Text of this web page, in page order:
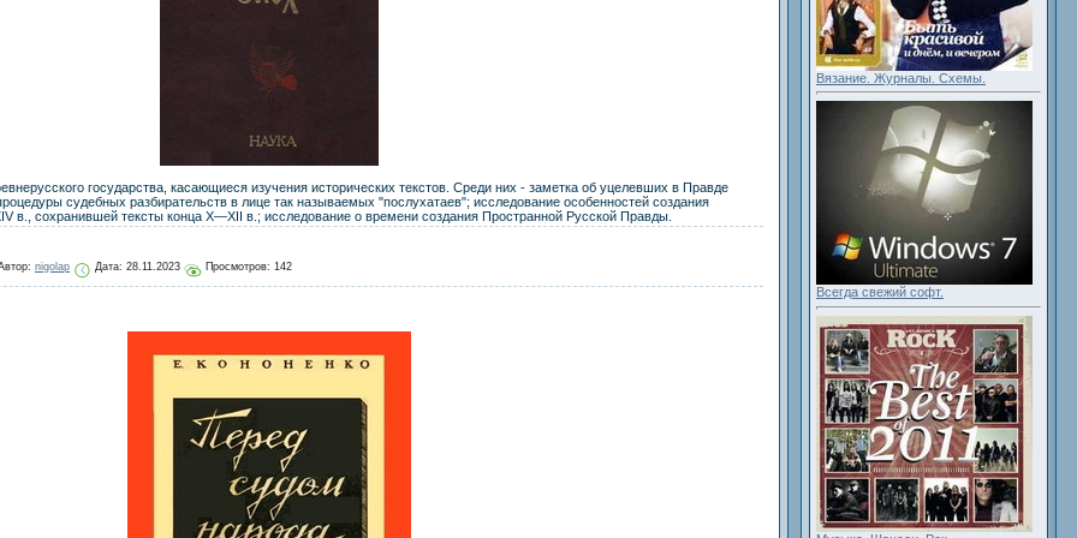
государства, касающиеся изучения исторических текстов. Среди них - заметка об уцелевших в Правде
судебных разбирательств в лице так называемых "послухатаев"; исследование особенностей создания
в., сохранившей тексты конца Х—XII в.; исследование о времени создания Пространной Русской Правды.
nigolap Дата: 28.11.2023 Просмотров: 142
Вязание. Журналы. Схемы.
Всегда свежий софт.